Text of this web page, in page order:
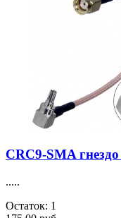
CRC9-SMA
.....
Остаток: 1